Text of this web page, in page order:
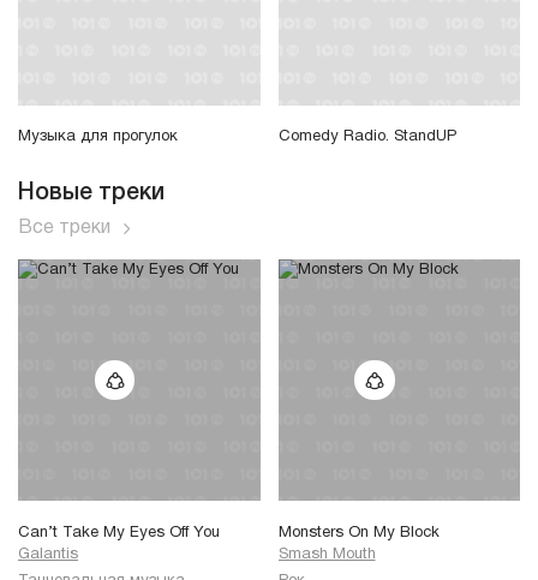
Музыка для прогулок Comedy Radio. StandUP
Новые треки
Все треки
Can’t Take My Eyes Off You
Galantis
Monsters On My Block
Smash Mouth